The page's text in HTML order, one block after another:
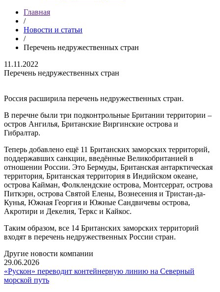
Главная
/
Новости и статьи
/
Перечень недружественных стран
11.11.2022
Перечень недружественных стран
Россия расширила перечень недружественных стран.
В перечне были три подконтрольные Британии территории –
остров Ангилья, Британские Виргинские острова и
Гибралтар.
Теперь добавлено ещё 11 Британских заморских территорий,
поддержавших санкции, введённые Великобританией в
отношении России. Это Бермуды, Британская антарктическая
территория, Британская территория в Индийском океане,
острова Кайман, Фолклендские острова, Монтсеррат, острова
Питкэрн, острова Святой Елены, Вознесения и Тристан-да-
Кунья, Южная Георгия и Южные Сандвичевы острова,
Акротири и Декелия, Теркс и Кайкос.
Таким образом, все 14 Британских заморских территорий
входят в перечень недружественных России стран.
Другие новости компании
29.06.2026
«Рускон» переводит контейнерную линию на Северный
морской путь